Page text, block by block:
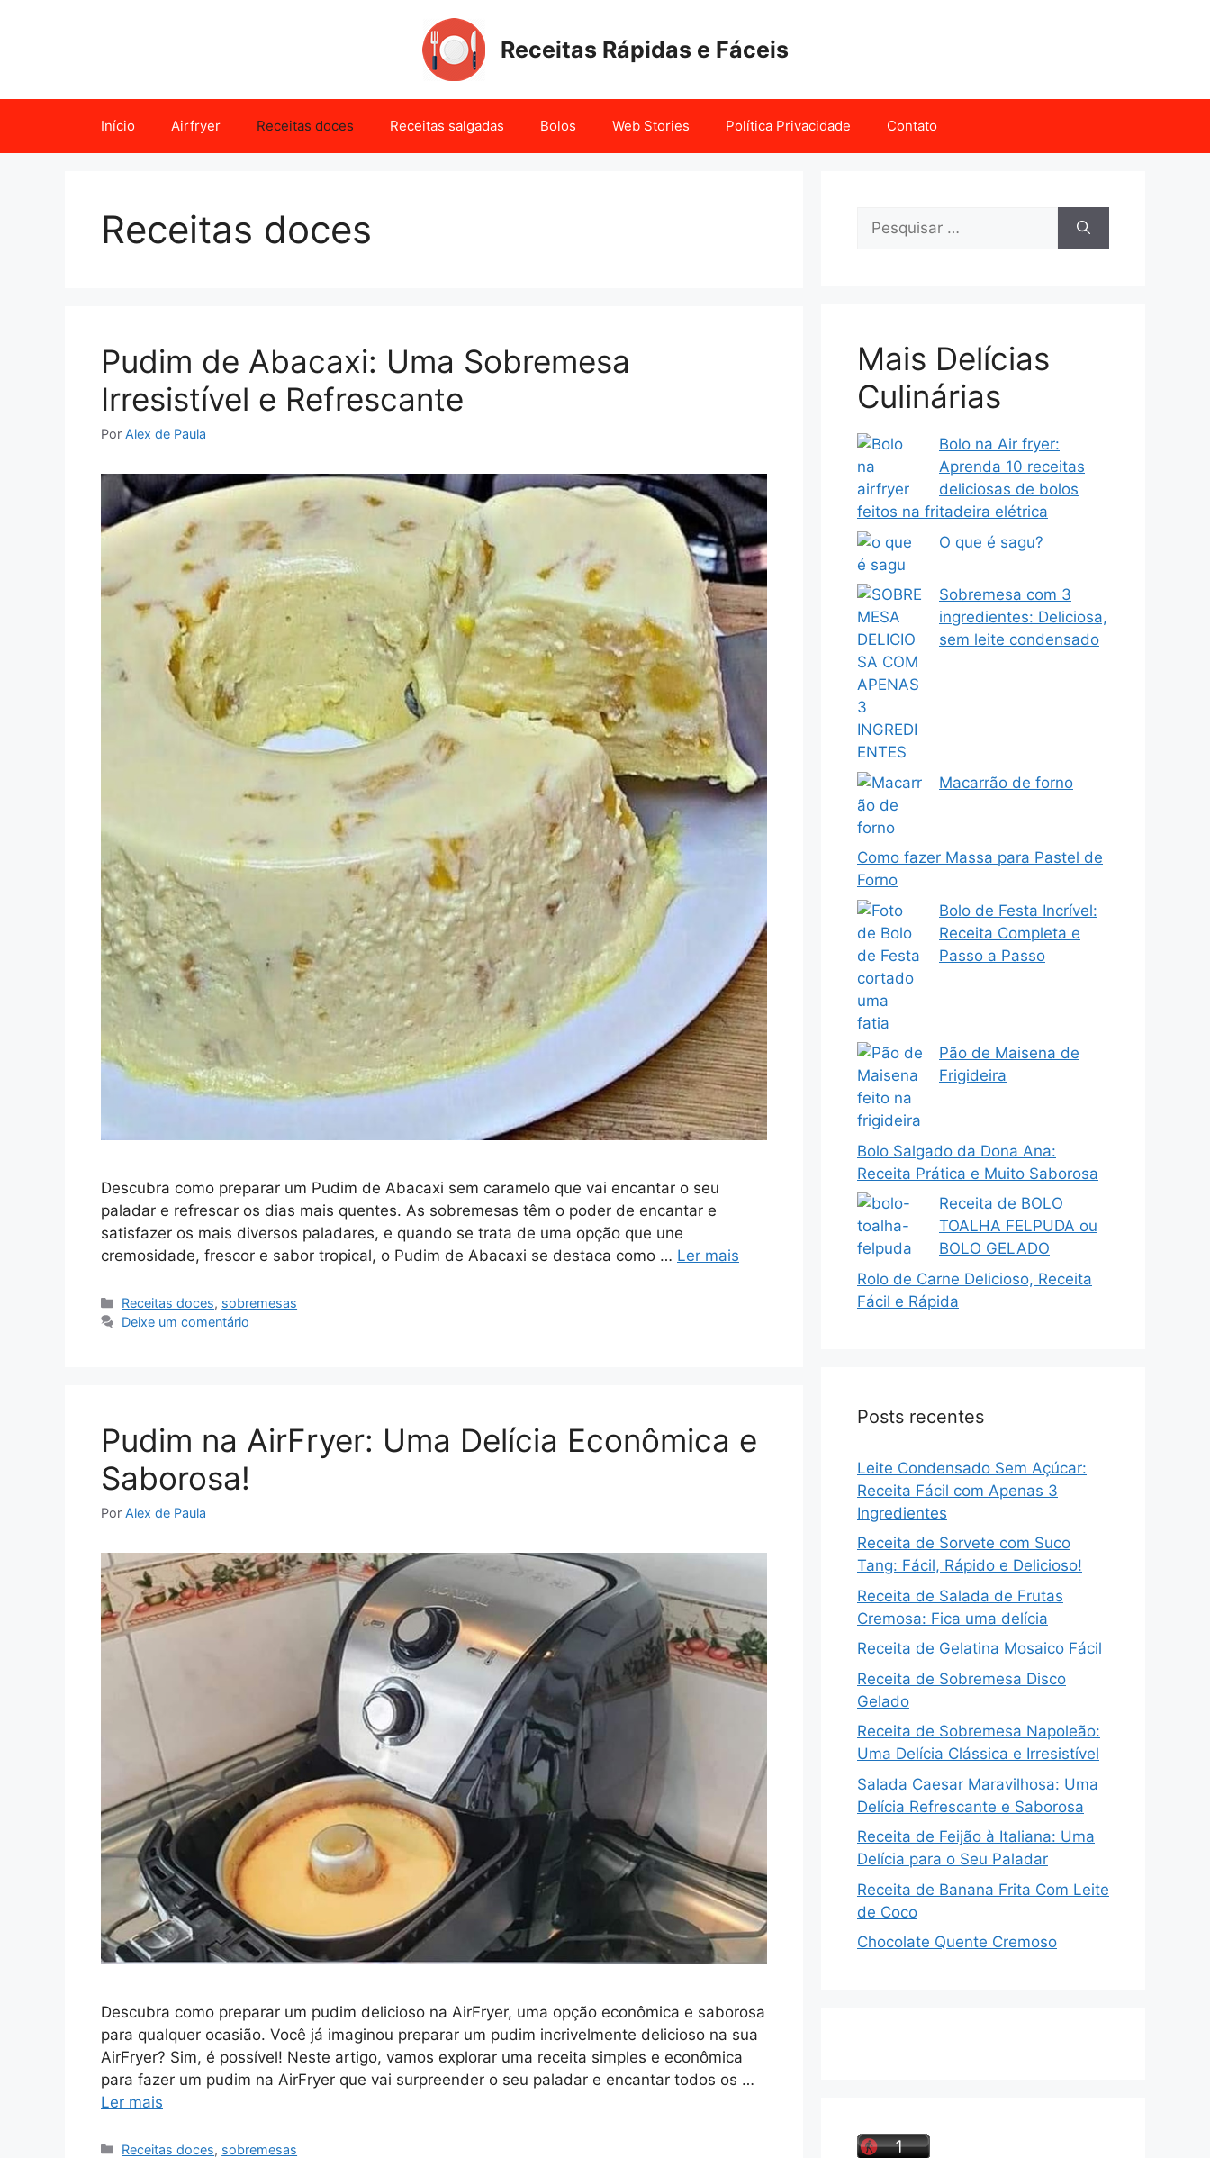
Receitas Rápidas e Fáceis
Início Airfryer Receitas doces Receitas salgadas Bolos Web Stories Política Privacidade Contato
Receitas doces
Pudim de Abacaxi: Uma Sobremesa
Irresistível e Refrescante
Por Alex de Paula
Descubra como preparar um Pudim de Abacaxi sem caramelo que vai encantar o seu
paladar e refrescar os dias mais quentes. As sobremesas têm o poder de encantar e
satisfazer os mais diversos paladares, e quando se trata de uma opção que une
cremosidade, frescor e sabor tropical, o Pudim de Abacaxi se destaca como … Ler mais
Categorias
Receitas doces, sobremesas
Deixe um comentário
Pudim na AirFryer: Uma Delícia Econômica e
Saborosa!
Por Alex de Paula
Descubra como preparar um pudim delicioso na AirFryer, uma opção econômica e saborosa
para qualquer ocasião. Você já imaginou preparar um pudim incrivelmente delicioso na sua
AirFryer? Sim, é possível! Neste artigo, vamos explorar uma receita simples e econômica
para fazer um pudim na AirFryer que vai surpreender o seu paladar e encantar todos os …
Ler mais
Categorias
Receitas doces, sobremesas
Pesquisar
Mais Delícias
Culinárias
Bolo na Air fryer:
Aprenda 10 receitas
deliciosas de bolos
feitos na fritadeira elétrica
O que é sagu?
Sobremesa com 3
ingredientes: Deliciosa,
sem leite condensado
Macarrão de forno
Como fazer Massa para Pastel de
Forno
Bolo de Festa Incrível:
Receita Completa e
Passo a Passo
Pão de Maisena de
Frigideira
Bolo Salgado da Dona Ana:
Receita Prática e Muito Saborosa
Receita de BOLO
TOALHA FELPUDA ou
BOLO GELADO
Rolo de Carne Delicioso, Receita
Fácil e Rápida
Posts recentes
Leite Condensado Sem Açúcar:
Receita Fácil com Apenas 3
Ingredientes
Receita de Sorvete com Suco
Tang: Fácil, Rápido e Delicioso!
Receita de Salada de Frutas
Cremosa: Fica uma delícia
Receita de Gelatina Mosaico Fácil
Receita de Sobremesa Disco
Gelado
Receita de Sobremesa Napoleão:
Uma Delícia Clássica e Irresistível
Salada Caesar Maravilhosa: Uma
Delícia Refrescante e Saborosa
Receita de Feijão à Italiana: Uma
Delícia para o Seu Paladar
Receita de Banana Frita Com Leite
de Coco
Chocolate Quente Cremoso